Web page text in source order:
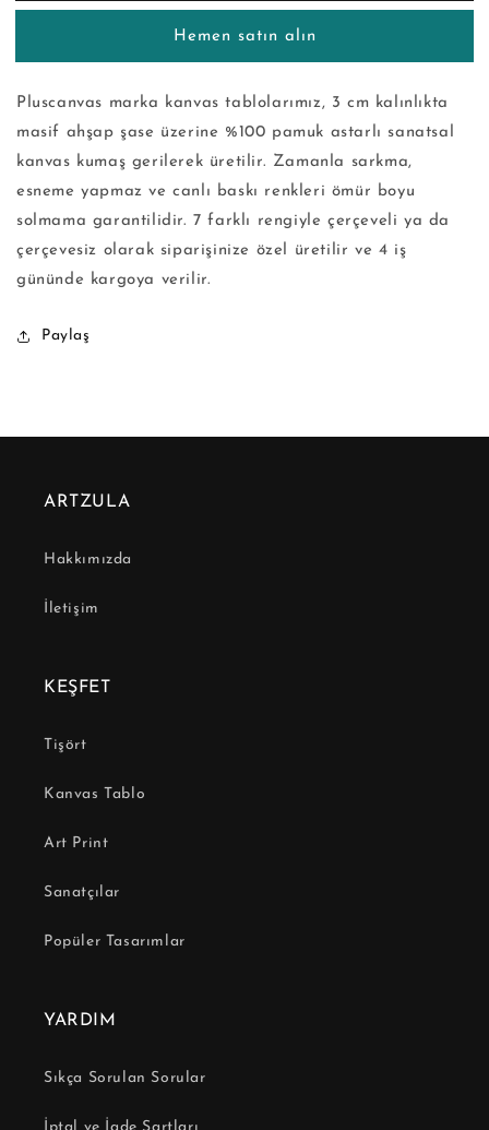
Hemen satın alın
Pluscanvas marka kanvas tablolarımız, 3 cm kalınlıkta
masif ahşap şase üzerine %100 pamuk astarlı sanatsal
kanvas kumaş gerilerek üretilir. Zamanla sarkma,
esneme yapmaz ve canlı baskı renkleri ömür boyu
solmama garantilidir. 7 farklı rengiyle çerçeveli ya da
çerçevesiz olarak siparişinize özel üretilir ve 4 iş
gününde kargoya verilir.
Paylaş
ARTZULA
Hakkımızda
İletişim
KEŞFET
Tişört
Kanvas Tablo
Art Print
Sanatçılar
Popüler Tasarımlar
YARDIM
Sıkça Sorulan Sorular